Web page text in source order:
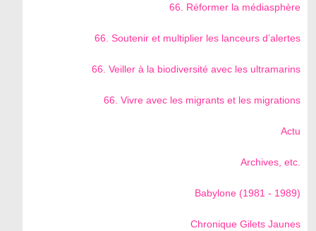
66. Réformer la médiasphère
66. Soutenir et multiplier les lanceurs d’alertes
66. Veiller à la biodiversité avec les ultramarins
66. Vivre avec les migrants et les migrations
Actu
Archives, etc.
Babylone (1981 - 1989)
Chronique Gilets Jaunes